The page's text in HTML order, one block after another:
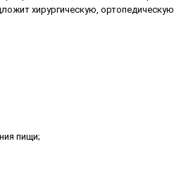
хирургическую, ортопедическую
пищи;